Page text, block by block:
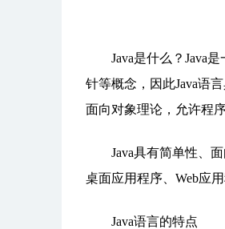
Java是什么？Java是
针等概念，因此Java语
面向对象理论，允许程
Java具有简单性、面
桌面应用程序、Web应
Java语言的特点